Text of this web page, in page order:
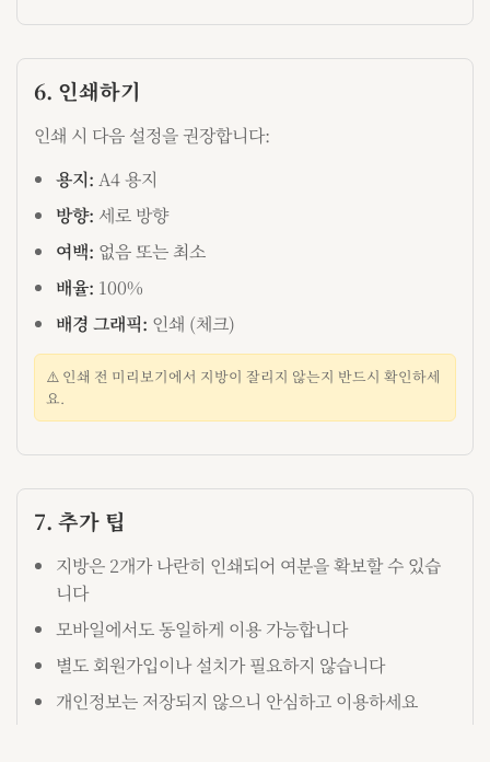
6. 인쇄하기
인쇄 시 다음 설정을 권장합니다:
용지: A4 용지
방향: 세로 방향
여백: 없음 또는 최소
배율: 100%
배경 그래픽: 인쇄 (체크)
⚠️ 인쇄 전 미리보기에서 지방이 잘리지 않는지 반드시 확인하세
요.
7. 추가 팁
지방은 2개가 나란히 인쇄되어 여분을 확보할 수 있습
니다
모바일에서도 동일하게 이용 가능합니다
별도 회원가입이나 설치가 필요하지 않습니다
개인정보는 저장되지 않으니 안심하고 이용하세요